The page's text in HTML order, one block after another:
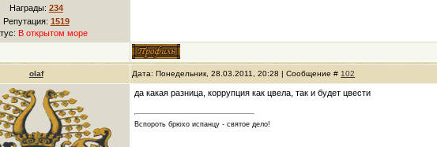
Награды: 234
Репутация: 1519
В открытом море
olaf Дата: Понедельник, 28.03.2011, 20:28 | Сообщение # 102
да какая разница, коррупция как цвела, так и будет цвести
Вспороть брюхо испанцу - святое дело!